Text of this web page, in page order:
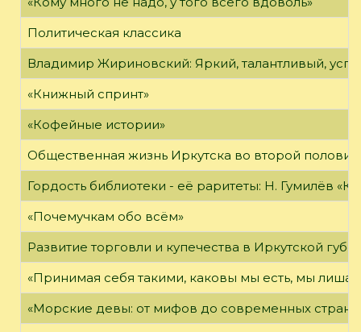
Политическая классика
Владимир Жириновский: Яркий, талантливый,
«Книжный спринт»
«Кофейные истории»
Общественная жизнь Иркутска во второй
Гордость библиотеки - её раритеты: Н. Гумилёв
«Почемучкам обо всём»
Развитие торговли и купечества в Иркутской
«Принимая себя такими, каковы мы есть, мы
«Морские девы: от мифов до современных